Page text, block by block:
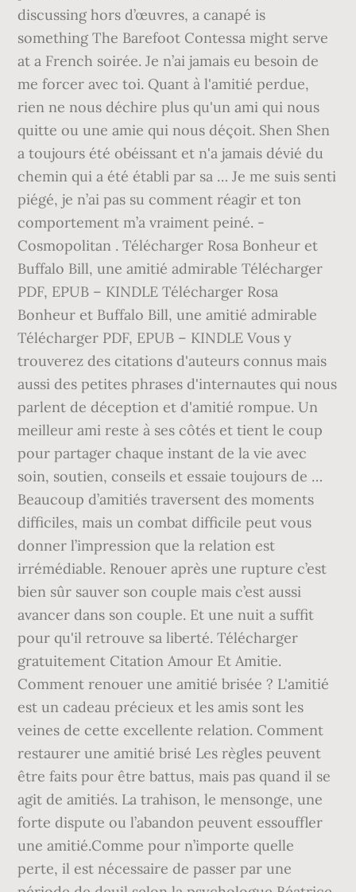
discussing hors d’œuvres, a canapé is
something The Barefoot Contessa might serve
at a French soirée. Je n’ai jamais eu besoin de
me forcer avec toi. Quant à l'amitié perdue,
rien ne nous déchire plus qu'un ami qui nous
quitte ou une amie qui nous déçoit. Shen Shen
a toujours été obéissant et n'a jamais dévié du
chemin qui a été établi par sa … Je me suis senti
piégé, je n’ai pas su comment réagir et ton
comportement m’a vraiment peiné. -
Cosmopolitan . Télécharger Rosa Bonheur et
Buffalo Bill, une amitié admirable Télécharger
PDF, EPUB – KINDLE Télécharger Rosa
Bonheur et Buffalo Bill, une amitié admirable
Télécharger PDF, EPUB – KINDLE Vous y
trouverez des citations d'auteurs connus mais
aussi des petites phrases d'internautes qui nous
parlent de déception et d'amitié rompue. Un
meilleur ami reste à ses côtés et tient le coup
pour partager chaque instant de la vie avec
soin, soutien, conseils et essaie toujours de …
Beaucoup d’amitiés traversent des moments
difficiles, mais un combat difficile peut vous
donner l’impression que la relation est
irrémédiable. Renouer après une rupture c’est
bien sûr sauver son couple mais c’est aussi
avancer dans son couple. Et une nuit a suffit
pour qu'il retrouve sa liberté. Télécharger
gratuitement Citation Amour Et Amitie.
Comment renouer une amitié brisée ? L'amitié
est un cadeau précieux et les amis sont les
veines de cette excellente relation. Comment
restaurer une amitié brisé Les règles peuvent
être faits pour être battus, mais pas quand il se
agit de amitiés. La trahison, le mensonge, une
forte dispute ou l’abandon peuvent essouffler
une amitié.Comme pour n’importe quelle
perte, il est nécessaire de passer par une